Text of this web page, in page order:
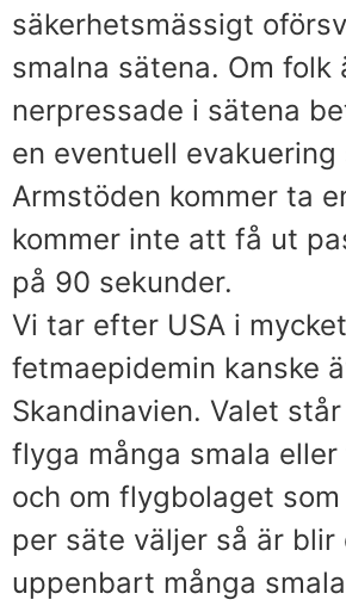
säkerhetsmässigt
smalna sätena. Om folk
nerpressade i sätena
en eventuell evakuering
Armstöden kommer ta
kommer inte att få ut
på 90 sekunder.
Vi tar efter USA i
fetmaepidemin kanske
Skandinavien. Valet
flyga många smala
och om flygbolaget
per säte väljer så är blir
uppenbart många